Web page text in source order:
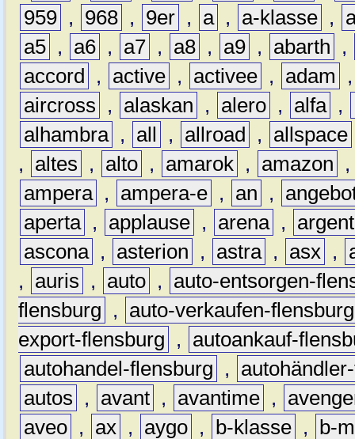
959 , 968 , 9er , a , a-klasse ,
a5 , a6 , a7 , a8 , a9 , abarth
,
accord
, active , activee , adam
aircross
, alaskan , alero , alfa ,
alhambra , all , allroad , allspace
,
altes , alto , amarok , amazon
ampera , ampera-e , an ,
aperta , applause , arena ,
ascona , asterion , astra , asx ,
,
auris , auto ,
auto-entsorgen-
flensburg
,
auto-verkaufen-flensburg
export-flensburg
,
autoankauf-
autohandel-flensburg
,
autos
, avant , avantime ,
aveo , ax , aygo , b-klasse ,
b-